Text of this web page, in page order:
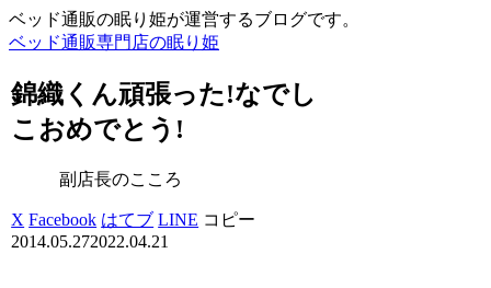
ベッド通販の眠り姫が運営するブログです。
ベッド通販専門店の眠り姫
錦織くん頑張った!なでし
こおめでとう!
副店長のこころ
X Facebook はてブ LINE コピー
2014.05.272022.04.21